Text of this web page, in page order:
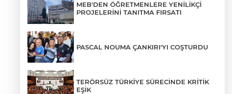
MEB'DEN ÖĞRETMENLERE YENİLİKÇİ
PROJELERİNİ TANITMA FIRSATI
PASCAL NOUMA ÇANKIRI'YI COŞTURDU
TERÖRSÜZ TÜRKİYE SÜRECİNDE KRİTİK
EŞİK